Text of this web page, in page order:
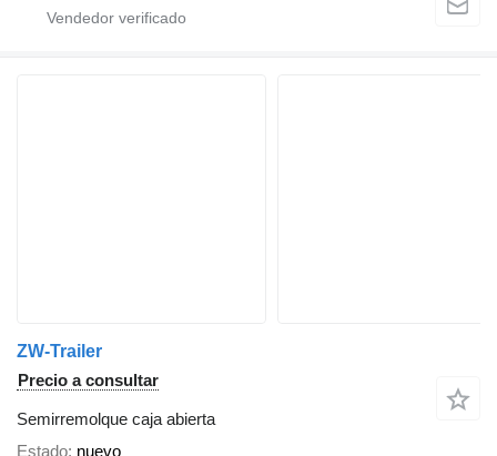
ZW-Trailer
Precio a consultar
Semirremolque caja abierta
Estado nuevo